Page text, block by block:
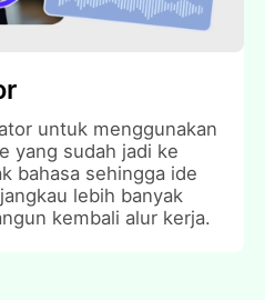
untuk menggunakan
yang sudah jadi ke
bahasa sehingga ide
lebih banyak
kembali alur kerja.